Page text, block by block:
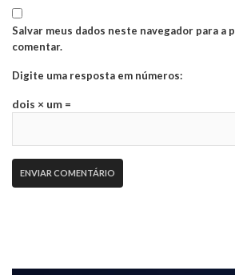
Salvar meus dados neste navegador para a
comentar.
Digite uma resposta em números:
dois × um =